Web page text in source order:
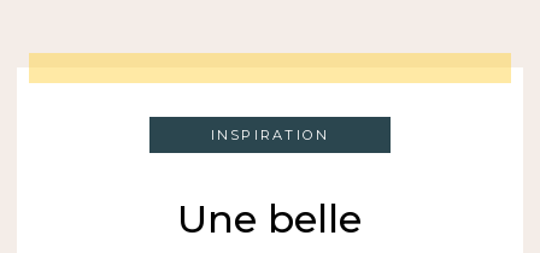
INSPIRATION
Une belle